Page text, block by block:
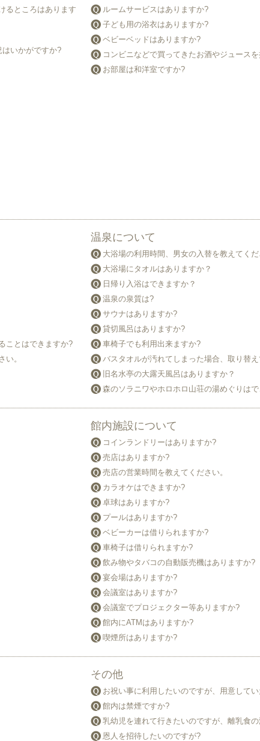
るところはあります
いかがですか?
ルームサービスはありますか?
子ども用の浴衣はありますか?
ベビーベッドはありますか?
コンビニなどで買ってきたお酒やジュース
お部屋は和洋室ですか?
ことはできますか?
い。
温泉について
大浴場の利用時間、男女の入替を教えてくだ
大浴場にタオルはありますか？
日帰り入浴はできますか？
温泉の泉質は?
サウナはありますか?
貸切風呂はありますか?
車椅子でも利用出来ますか?
バスタオルが汚れてしまった場合、取り替
旧名水亭の大露天風呂はありますか？
森のソラニワやホロホロ山荘の湯めぐりはで
館内施設について
コインランドリーはありますか?
売店はありますか?
売店の営業時間を教えてください。
カラオケはできますか?
卓球はありますか?
プールはありますか?
ベビーカーは借りられますか?
車椅子は借りられますか?
飲み物やタバコの自動販売機はありますか?
宴会場はありますか?
会議室はありますか?
会議室でプロジェクター等ありますか?
館内にATMはありますか?
喫煙所はありますか?
その他
お祝い事に利用したいのですが、用意して
館内は禁煙ですか?
乳幼児を連れて行きたいのですが、離乳食
恩人を招待したいのですが?